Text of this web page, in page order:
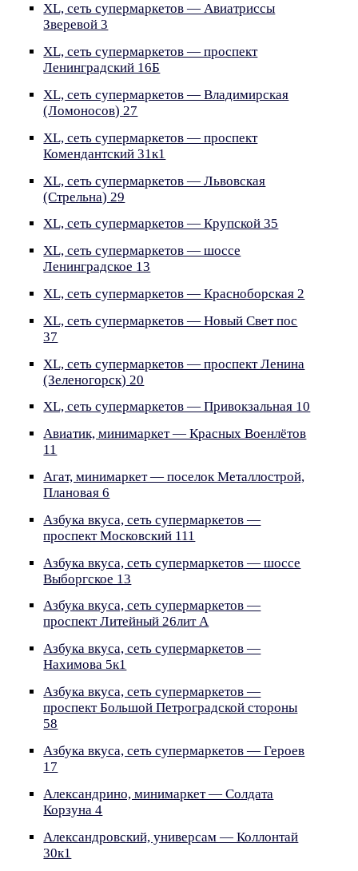
XL, сеть супермаркетов — Авиатриссы
Зверевой 3
XL, сеть супермаркетов — проспект
Ленинградский 16Б
XL, сеть супермаркетов — Владимирская
(Ломоносов) 27
XL, сеть супермаркетов — проспект
Комендантский 31к1
XL, сеть супермаркетов — Львовская
(Стрельна) 29
XL, сеть супермаркетов — Крупской 35
XL, сеть супермаркетов — шоссе
Ленинградское 13
XL, сеть супермаркетов — Красноборская 2
XL, сеть супермаркетов — Новый Свет пос
37
XL, сеть супермаркетов — проспект Ленина
(Зеленогорск) 20
XL, сеть супермаркетов — Привокзальная 10
Авиатик, минимаркет — Красных Военлётов
11
Агат, минимаркет — поселок Металлострой,
Плановая 6
Азбука вкуса, сеть супермаркетов —
проспект Московский 111
Азбука вкуса, сеть супермаркетов — шоссе
Выборгское 13
Азбука вкуса, сеть супермаркетов —
проспект Литейный 26лит А
Азбука вкуса, сеть супермаркетов —
Нахимова 5к1
Азбука вкуса, сеть супермаркетов —
проспект Большой Петроградской стороны
58
Азбука вкуса, сеть супермаркетов — Героев
17
Александрино, минимаркет — Солдата
Корзуна 4
Александровский, универсам — Коллонтай
30к1